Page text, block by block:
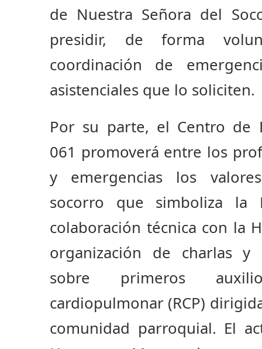
de Nuestra Señora del
presidir, de forma
coordinación de
asistenciales que lo soliciten.
Por su parte, el Centro de
061 promoverá entre los
y emergencias los
socorro que simboliza la
colaboración técnica con la
organización de charlas y
sobre primeros
cardiopulmonar (RCP)
comunidad parroquial. El